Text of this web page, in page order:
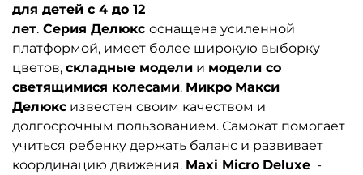
для детей с 4 до 12
лет. Серия Делюкс оснащена усиленной
платформой, имеет более широкую выборку
цветов, складные модели и модели со
светящимися колесами. Микро Макси
Делюкс известен своим качеством и
долгосрочным пользованием. Самокат помогает
учиться ребенку держать баланс и развивает
координацию движения. Maxi Micro Deluxe -